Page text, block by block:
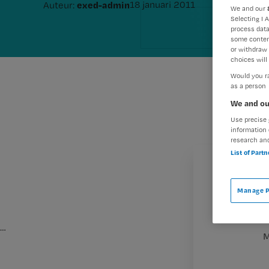
Auteur: exed-admin18 januari 2011
…
We and our
Selecting I
process
some
or withdraw
choices will
Would you
as a person
We and
Use
information
research
List of
Manage